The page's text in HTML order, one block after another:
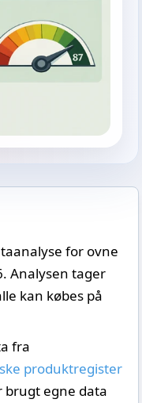
for ovne
Analysen tager
kan købes på
fra
produktregister
brugt egne data